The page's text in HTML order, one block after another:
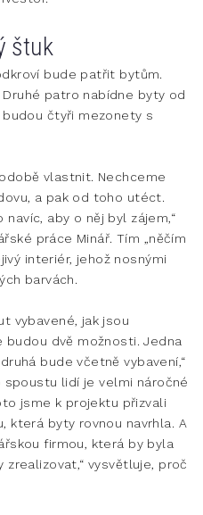
štuk
bude patřit bytům.
patro nabídne byty od
budou čtyři mezonety s
vlastnit. Nechceme
a pak od toho utéct.
aby o něj byl zájem,“
práce Minář. Tím „něčím
interiér, jehož nosnými
barvách.
vybavené, jak jsou
budou dvě možnosti. Jedna
bude včetně vybavení,“
spoustu lidí je velmi náročné
jsme k projektu přizvali
která byty rovnou navrhla. A
firmou, která by byla
zrealizovat,“ vysvětluje, proč